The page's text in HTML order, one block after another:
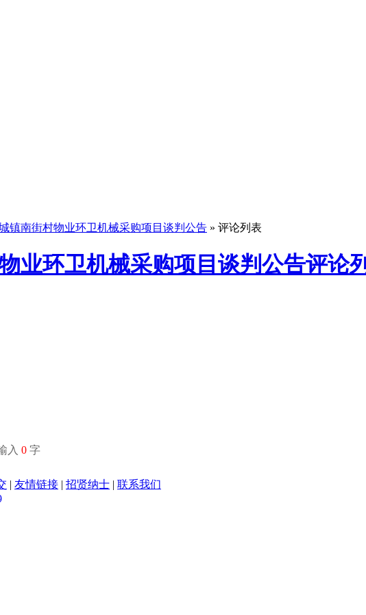
镇南街村物业环卫机械采购项目谈判公告 » 评论列表
业环卫机械采购项目谈判公告评论
入 0 字
| 友情链接 | 招贤纳士 | 联系我们